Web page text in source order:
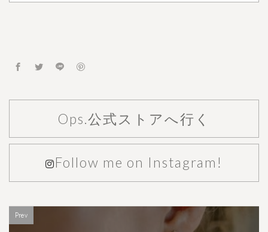
Ops.公式ストアへ行く
Follow me on Instagram!
Prev